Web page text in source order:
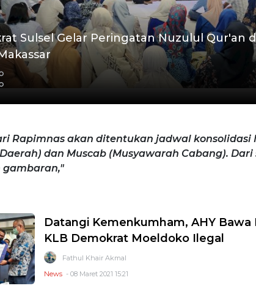
Sulsel Gelar Peringatan Nuzulul Qur'an
Rapimnas akan ditentukan jadwal konsolidasi
dan Muscab (Musyawarah Cabang).
Datangi Kemenkumham, AHY Bawa
KLB Demokrat Moeldoko Ilegal
Fathul Khair Akmal
News - 08 Maret 2021 15:21